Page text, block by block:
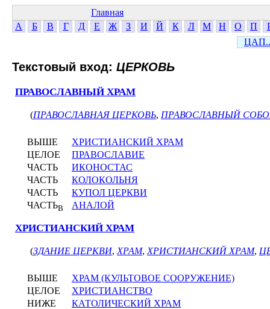
Главная
А
Б В Г Д Е Ж З И Й К Л М Н О П
Текстовый вход: ЦЕРКОВЬ
ПРАВОСЛАВНЫЙ ХРАМ
(ПРАВОСЛАВНАЯ ЦЕРКОВЬ, ПРАВОСЛАВНЫЙ
ВЫШЕ
ХРИСТИАНСКИЙ ХРАМ
ЦЕЛОЕ
ПРАВОСЛАВИЕ
ЧАСТЬ
ИКОНОСТАС
ЧАСТЬ
КОЛОКОЛЬНЯ
ЧАСТЬ
КУПОЛ ЦЕРКВИ
ЧАСТЬВ АНАЛОЙ
ХРИСТИАНСКИЙ ХРАМ
(ЗДАНИЕ ЦЕРКВИ, ХРАМ, ХРИСТИАНСКИЙ ХРАМ,
ВЫШЕ
ХРАМ (КУЛЬТОВОЕ СООРУЖЕНИЕ)
ЦЕЛОЕ
ХРИСТИАНСТВО
НИЖЕ
КАТОЛИЧЕСКИЙ ХРАМ